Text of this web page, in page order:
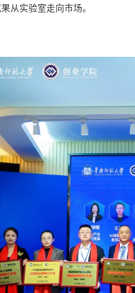
从实验室走向市场。